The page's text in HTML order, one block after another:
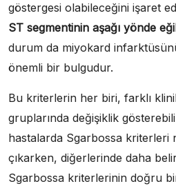
göstergesi olabileceğini işaret
ST segmentinin aşağı yönde
durum da miyokard
önemli bir bulgudur.
Bu kriterlerin her biri, farklı
gruplarında değişiklik
hastalarda Sgarbossa kriterleri
çıkarken, diğerlerinde daha
Sgarbossa kriterlerinin doğru